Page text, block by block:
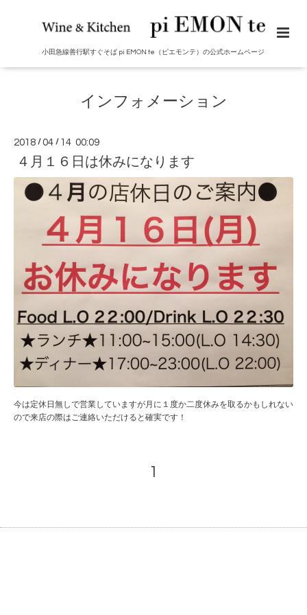
小田急線善行駅すぐそば pi EMON te（ピエモンテ）の公式ホームページ
インフォメーション
2018 /04 / 14 00:09
４月１６日は休みになります
今は定休日無しで営業していますが月に１度か二度休みを取るかもしれない
ので来店の際はご連絡いただけると確実です！
1